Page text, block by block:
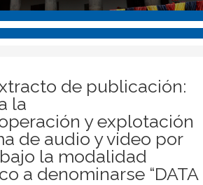
de publicación:
la
y explotación
de audio y video por
la modalidad
a denominarse “DATA